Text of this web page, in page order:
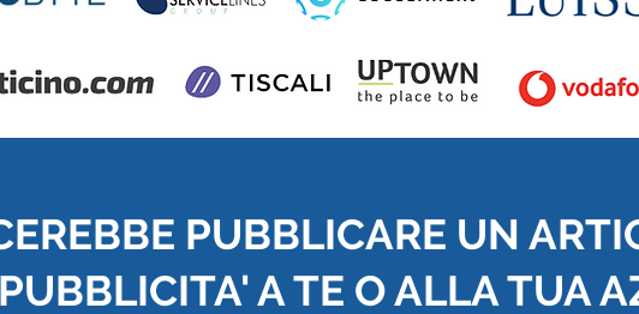
PUBBLICARE UN
PUBBLICITA' A TE O ALLA TUA